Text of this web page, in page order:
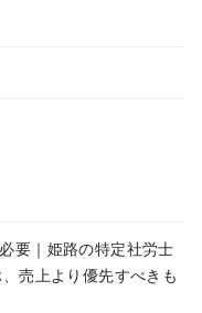
要｜姫路の特定社労士
売上より優先すべきも